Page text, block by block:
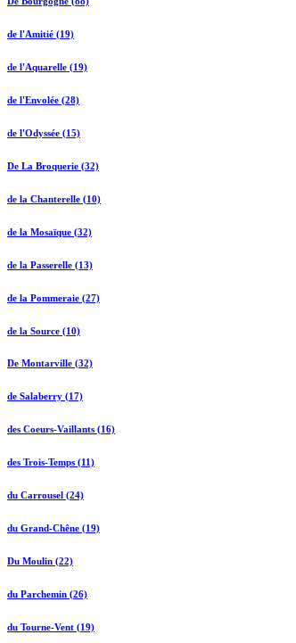
de l'Amitié (19)
de l'Aquarelle (19)
de l'Envolée (28)
de l'Odyssée (15)
De La Broquerie (32)
de la Chanterelle (10)
de la Mosaïque (32)
de la Passerelle (13)
de la Pommeraie (27)
de la Source (10)
De Montarville (32)
de Salaberry (17)
des Coeurs-Vaillants (16)
des Trois-Temps (11)
du Carrousel (24)
du Grand-Chêne (19)
Du Moulin (22)
du Parchemin (26)
du Tourne-Vent (19)